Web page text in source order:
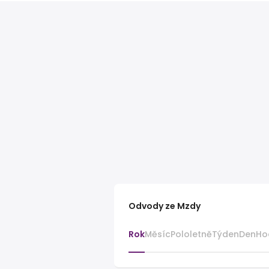
Odvody ze Mzdy
RokMěsícPololetněTýdenDen